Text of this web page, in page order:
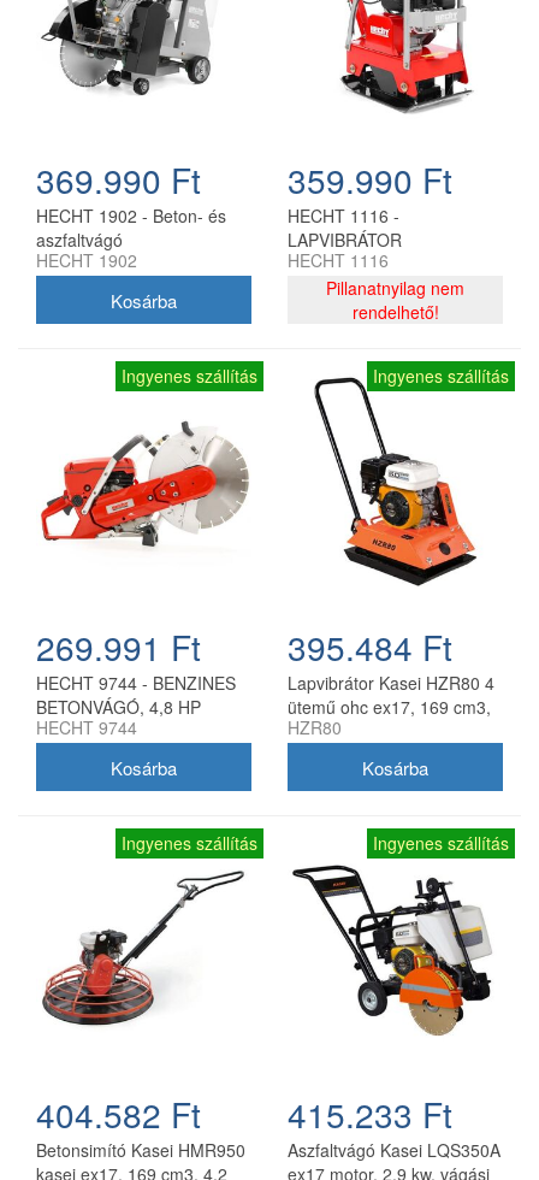
369.990 Ft
HECHT 1902 - Beton- és
aszfaltvágó
HECHT 1902
359.990 Ft
HECHT 1116 -
LAPVIBRÁTOR
HECHT 1116
Pillanatnyilag nem
rendelhető!
Ingyenes szállítás
269.991 Ft
HECHT 9744 - BENZINES
BETONVÁGÓ, 4,8 HP
HECHT 9744
Ingyenes szállítás
395.484 Ft
Lapvibrátor Kasei HZR80 4
ütemű ohc ex17, 169 cm3,
4.2 kw, nyomaték 13 kn,
HZR80
Ingyenes szállítás
404.582 Ft
Betonsimító Kasei HMR950
kasei ex17, 169 cm3, 4.2
Ingyenes szállítás
415.233 Ft
Aszfaltvágó Kasei LQS350A
ex17 motor, 2.9 kw, vágási